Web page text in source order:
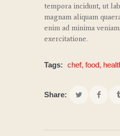
tempora incidunt, ut
magnam aliquam
enim ad minima
exercitatione.
Tags: chef,food,
Share: